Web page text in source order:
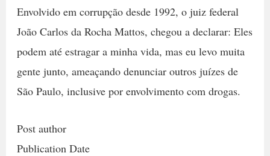
Envolvido em corrupção desde 1992, o juiz federal
João Carlos da Rocha Mattos, chegou a declarar: Eles
podem até estragar a minha vida, mas eu levo muita
gente junto, ameaçando denunciar outros juízes de
São Paulo, inclusive por envolvimento com drogas.
Post author
Publication Date